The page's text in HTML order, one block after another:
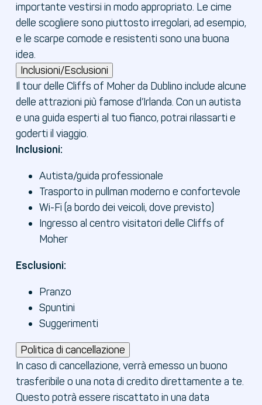
importante vestirsi in modo appropriato. Le cime
delle scogliere sono piuttosto irregolari, ad esempio,
e le scarpe comode e resistenti sono una buona
idea.
Inclusioni/Esclusioni
Il tour delle Cliffs of Moher da Dublino include alcune
delle attrazioni più famose d’Irlanda. Con un autista
e una guida esperti al tuo fianco, potrai rilassarti e
goderti il viaggio.
Inclusioni:
Autista/guida professionale
Trasporto in pullman moderno e confortevole
Wi-Fi (a bordo dei veicoli, dove previsto)
Ingresso al centro visitatori delle Cliffs of
Moher
Esclusioni:
Pranzo
Spuntini
Suggerimenti
Politica di cancellazione
In caso di cancellazione, verrà emesso un buono
trasferibile o una nota di credito direttamente a te.
Questo potrà essere riscattato in una data